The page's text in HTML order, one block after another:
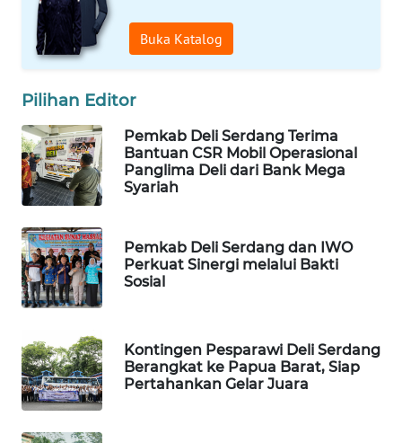
Buka Katalog
Pilihan Editor
Pemkab Deli Serdang Terima
Bantuan CSR Mobil Operasional
Panglima Deli dari Bank Mega
Syariah
Pemkab Deli Serdang dan IWO
Perkuat Sinergi melalui Bakti
Sosial
Kontingen Pesparawi Deli Serdang
Berangkat ke Papua Barat, Siap
Pertahankan Gelar Juara
PORTAL
KONSUMEN
FORWAMKI
ALPERKLINAS
FORJASIDA
TAMBANG
NEWS
SITUNGIR
SIDIKALANG
NEWS